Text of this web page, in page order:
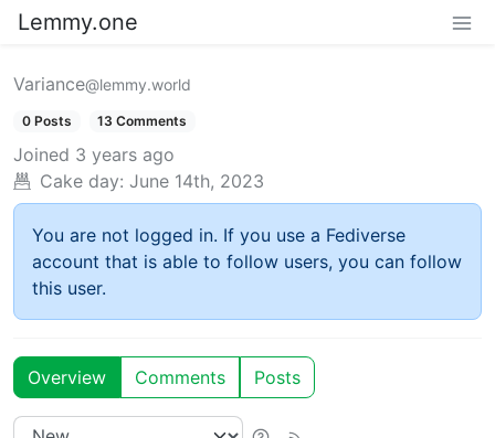
Lemmy.one
Variance@lemmy.world
0 Posts 13 Comments
Joined 3 years ago
Cake day: June 14th, 2023
You are not logged in. If you use a Fediverse
account that is able to follow users, you can follow
this user.
Overview Comments Posts